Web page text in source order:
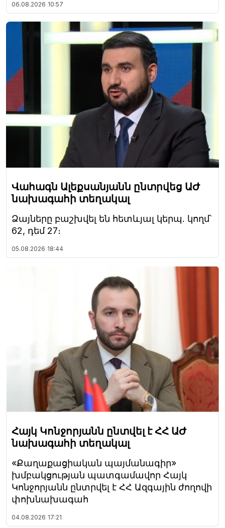
06.08.2026 10:57
Վահագն Ալեքսանյանն ընտրվեց ԱԺ
նախագահի տեղակալ
Ձայները բաշխվել են հետևյալ կերպ. կողմ՝
62, դեմ 27։
05.08.2026 18:44
Հայկ Կոնջորյանն ընտվել է ՀՀ ԱԺ
նախագահի տեղակալ
«Քաղաքացիական պայմանագիր»
խմբակցության պատգամավոր Հայկ
Կոնջորյանն ընտրվել է ՀՀ Ազգային ժողովի
փոխնախագահ
04.08.2026 17:21